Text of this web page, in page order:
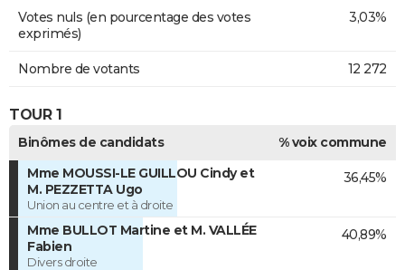
Votes nuls (en pourcentage des votes
exprimés)
3,03%
Nombre de votants 12 272
TOUR 1
Binômes de candidats
% voix commune
Mme MOUSSI-LE GUILLOU Cindy et
M. PEZZETTA Ugo
Union au centre et à droite
36,45%
Mme BULLOT Martine et M. VALLÉE
Fabien
Divers droite
40,89%